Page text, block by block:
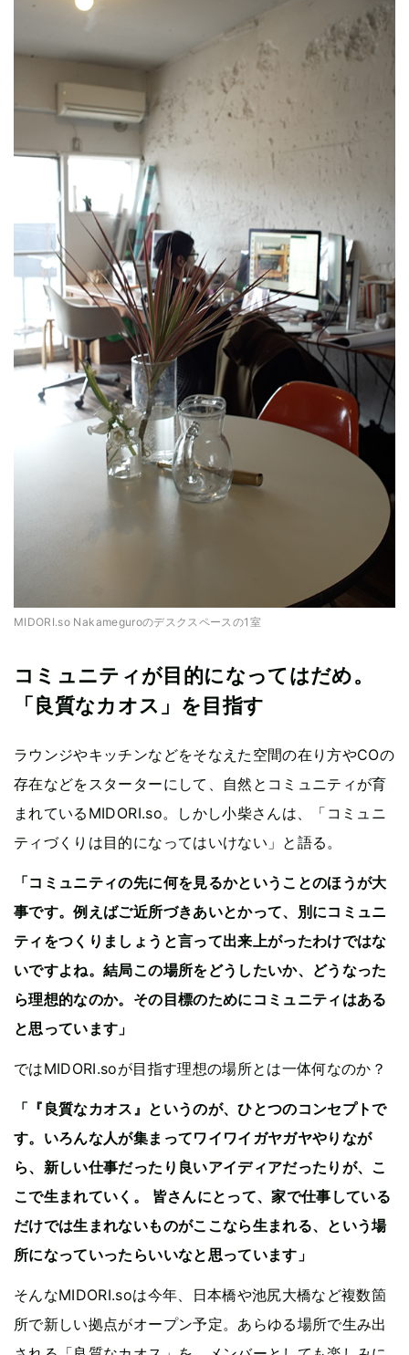
MIDORI.so Nakameguroのデスクスペースの1室
コミュニティが目的になってはだめ。
「良質なカオス」を目指す
ラウンジやキッチンなどをそなえた空間の在り方やCOの
存在などをスターターにして、自然とコミュニティが育
まれているMIDORI.so。しかし小柴さんは、「コミュニ
ティづくりは目的になってはいけない」と語る。
「コミュニティの先に何を見るかということのほうが大
事です。例えばご近所づきあいとかって、別にコミュニ
ティをつくりましょうと言って出来上がったわけではな
いですよね。結局この場所をどうしたいか、どうなった
ら理想的なのか。その目標のためにコミュニティはある
と思っています」
ではMIDORI.soが目指す理想の場所とは一体何なのか？
「『良質なカオス』というのが、ひとつのコンセプトで
す。いろんな人が集まってワイワイガヤガヤやりなが
ら、新しい仕事だったり良いアイディアだったりが、こ
こで生まれていく。 皆さんにとって、家で仕事している
だけでは生まれないものがここなら生まれる、という場
所になっていったらいいなと思っています」
そんなMIDORI.soは今年、日本橋や池尻大橋など複数箇
所で新しい拠点がオープン予定。あらゆる場所で生み出